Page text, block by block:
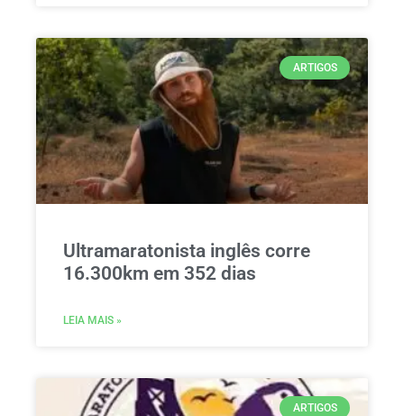
ARTIGOS
Ultramaratonista inglês corre
16.300km em 352 dias
LEIA MAIS »
ARTIGOS